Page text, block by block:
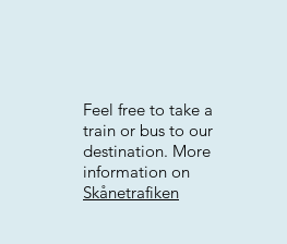
Feel free to take a
train or bus to our
destination. More
information on
Skånetrafiken